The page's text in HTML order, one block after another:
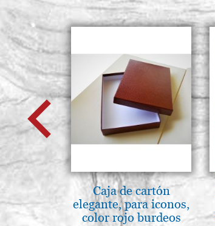
Caja de cartón
elegante, para iconos,
color rojo burdeos